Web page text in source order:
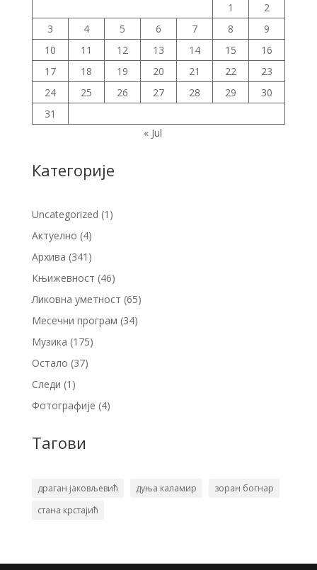
1
2
3
4 5 6 7 8
9
10
11 12 13 14 15
16
17
18 19 20 21 22
23
24
25 26 27 28 29
30
31
« Jul
Категорије
Uncategorized (1)
Актуелно (4)
Архива (341)
Књижевност (46)
Ликовна уметност (65)
Месечни програм (34)
Музика (175)
Остало (37)
Следи (1)
Фотографије (4)
Тагови
драган јаковљевић дуња каламир
зоран богнар
стана крстајић